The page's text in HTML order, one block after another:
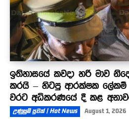
ඉතිහාසයේ කවදා හරි මාව
කරයි – හිටපු ආරක්ෂක ලේකම්
වරට අධිකරණයේ දී කළ
උණුසුම් පුවත් | Hot News August 1, 2026